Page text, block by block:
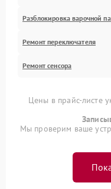
Разблокировка варочной
Ремонт переключателя
Ремонт сенсора
Цены в прайс-листе
Мы проверим ваше